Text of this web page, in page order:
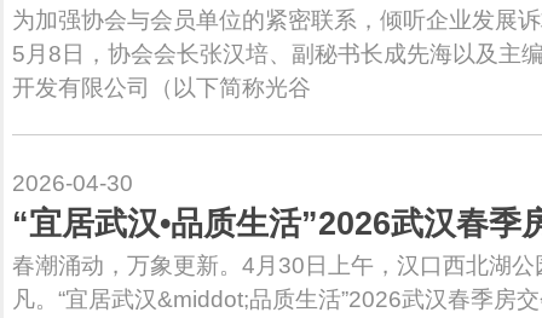
为加强协会与会员单位的紧密联系，倾听企业发展
5月8日，协会会长张汉培、副秘书长成先海以及主
开发有限公司（以下简称光谷
2026-04-30
“宜居武汉•品质生活”2026武汉春季
春潮涌动，万象更新。4月30日上午，汉口西北湖
凡。“宜居武汉&middot;品质生活”2026武汉春季房